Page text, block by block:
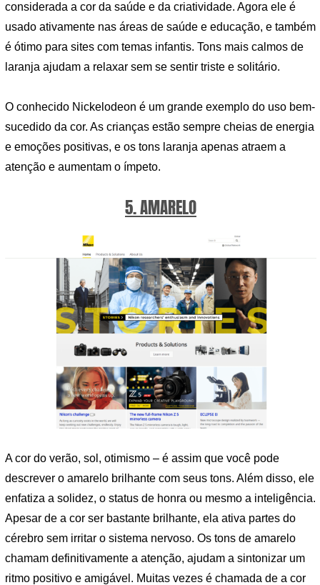
considerada a cor da saúde e da criatividade. Agora ele é
usado ativamente nas áreas de saúde e educação, e também
é ótimo para sites com temas infantis. Tons mais calmos de
laranja ajudam a relaxar sem se sentir triste e solitário.
O conhecido Nickelodeon é um grande exemplo do uso bem-
sucedido da cor. As crianças estão sempre cheias de energia
e emoções positivas, e os tons laranja apenas atraem a
atenção e aumentam o ímpeto.
5. AMARELO
A cor do verão, sol, otimismo – é assim que você pode
descrever o amarelo brilhante com seus tons. Além disso, ele
enfatiza a solidez, o status de honra ou mesmo a inteligência.
Apesar de a cor ser bastante brilhante, ela ativa partes do
cérebro sem irritar o sistema nervoso. Os tons de amarelo
chamam definitivamente a atenção, ajudam a sintonizar um
ritmo positivo e amigável. Muitas vezes é chamada de a cor